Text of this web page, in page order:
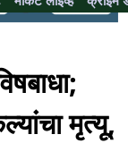
मृत्यू,